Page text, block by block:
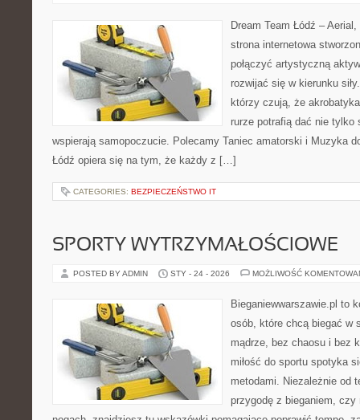
Dream Team Łódź –
strona internetowa
połączyć artystyczną
rozwijać się w kierunku
którzy czują, że
rurze potrafią dać nie tylko
wspierają samopoczucie. Polecamy Taniec amatorski i Muzyka
Łódź opiera się na tym, że każdy z […]
CATEGORIES: BEZPIECZEŃSTWO IT
SPORTY WYTRZYMAŁOŚCIOWE
POSTED BY ADMIN STY - 24 - 2026 MOŻLIWOŚĆ
Bieganiewwarszawie.pl to
osób, które chcą biegać w
mądrze, bez chaosu i bez
miłość do sportu spotyka
metodami. Niezależnie od
przygodę z bieganiem,